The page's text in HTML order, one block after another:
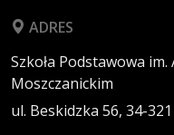
ADRES
Szkoła Podstawowa
Moszczanickim
ul. Beskidzka 56, 34-321